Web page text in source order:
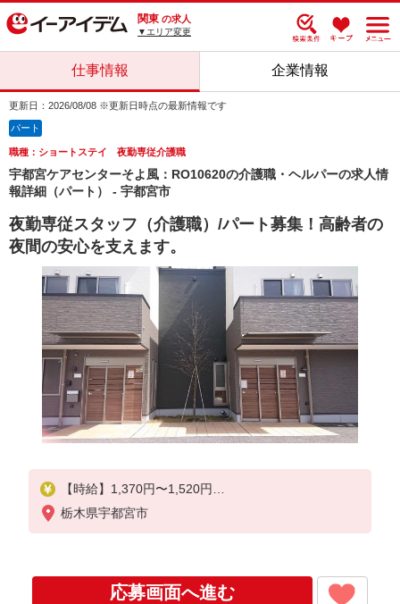
関東 の求人
▼エリア変更
仕事情報 企業情報
更新日：2026/08/08 ※更新日時点の最新情報です
パート
職種：ショートステイ 夜勤専従介護職
宇都宮ケアセンターそよ風：RO10620の介護職・ヘルパーの求人情
報詳細（パート） - 宇都宮市
夜勤専従スタッフ（介護職）/パート募集！高齢者の
夜間の安心を支えます。
【時給】1,370円〜1,520円
▼給与詳細
▼下記別途支給
栃木県宇都宮市
応募画面へ進む